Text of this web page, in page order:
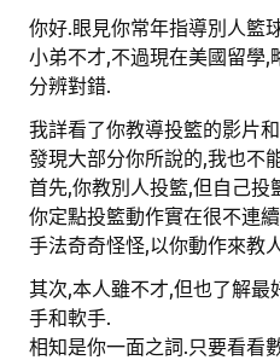
你好.眼見你常年指導別人籃
小弟不才,不過現在美國留學
分辨對錯.
我詳看了你教導投籃的影片
發現大部分你所說的,我也不
首先,你教別人投籃,但自己投
你定點投籃動作實在很不連
手法奇奇怪怪,以你動作來教
其次,本人雖不才,但也了解
手和軟手.
相知是你一面之詞.只要看看